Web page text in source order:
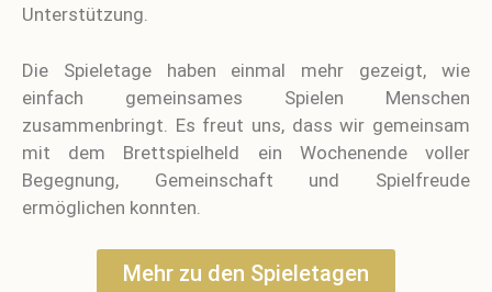
Unterstützung.
Die Spieletage haben einmal mehr gezeigt, wie
einfach gemeinsames Spielen Menschen
zusammenbringt. Es freut uns, dass wir gemeinsam
mit dem Brettspielheld ein Wochenende voller
Begegnung, Gemeinschaft und Spielfreude
ermöglichen konnten.
Mehr zu den Spieletagen